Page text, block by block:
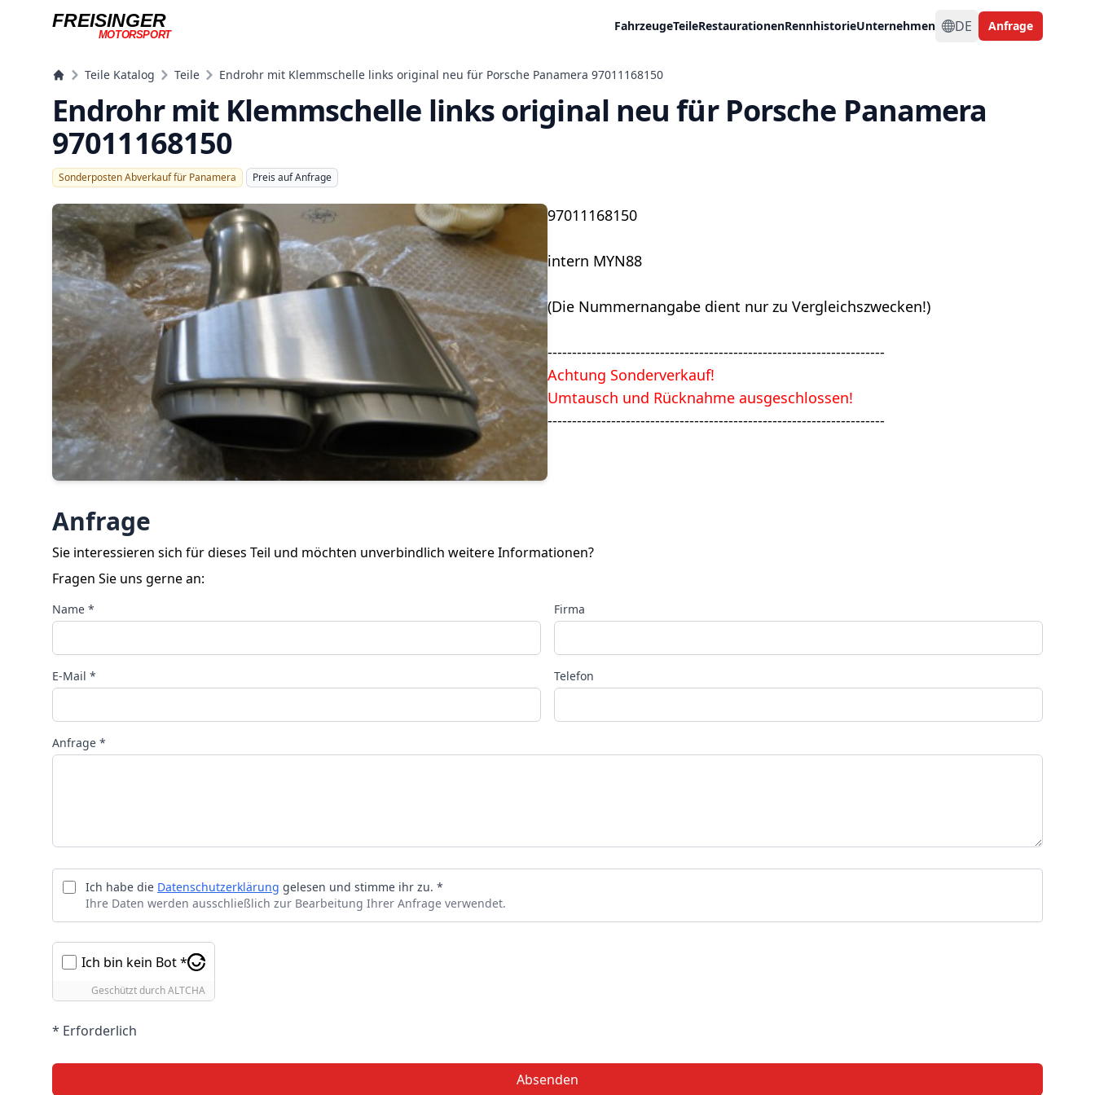
FREISINGER
MOTORSPORT
FahrzeugeTeileRestaurationenRennhistorieUnternehmen DE Anfrage
Teile Katalog Teile Endrohr mit Klemmschelle links original neu für Porsche Panamera 97011168150
Endrohr mit Klemmschelle links original neu für Porsche Panamera
97011168150
Sonderposten Abverkauf für Panamera Preis auf Anfrage
97011168150
intern MYN88
(Die Nummernangabe dient nur zu Vergleichszwecken!)
---------------------------------------------------------------------
Achtung Sonderverkauf!
Umtausch und Rücknahme ausgeschlossen!
---------------------------------------------------------------------
Anfrage
Sie interessieren sich für dieses Teil und möchten unverbindlich weitere Informationen?
Fragen Sie uns gerne an:
Name * Firma
E-Mail * Telefon
Anfrage *
Ich habe die Datenschutzerklärung gelesen und stimme ihr zu. *
Ihre Daten werden ausschließlich zur Bearbeitung Ihrer Anfrage verwendet.
Ich bin kein Bot *
Geschützt durchALTCHA
* Erforderlich
Absenden